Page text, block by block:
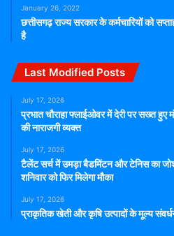
January 26, 2022
छत्तीसगढ़ राज्य सरकार के कर्मचारियों को
है
Last Modified Posts
July 17, 2026
प्रभात चौराहा फ्लाईओवर में देरी पर सख्त हुए
की नाराजगी व्यक्त
July 17, 2026
टैलेंट सर्च में उमड़ा बैडमिंटन और टेनिस का
शनिवार को फिर मिलेगा मौका
July 17, 2026
प्राकृतिक खेती और कृषि उत्पादों के मूल्य